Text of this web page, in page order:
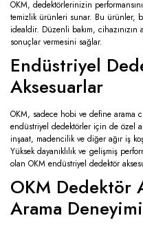
OKM, dedektörlerinizin
temizlik ürünleri sunar. Bu ürünler,
idealdir. Düzenli bakım, cihazınızın
sonuçlar vermesini sağlar.
Endüstriyel
Aksesuarlar
OKM, sadece hobi ve define arama
endüstriyel dedektörler için de özel
inşaat, madencilik ve diğer ağır iş
Yüksek dayanıklılık ve gelişmiş
olan OKM endüstriyel dedektör
OKM Dedektör
Arama